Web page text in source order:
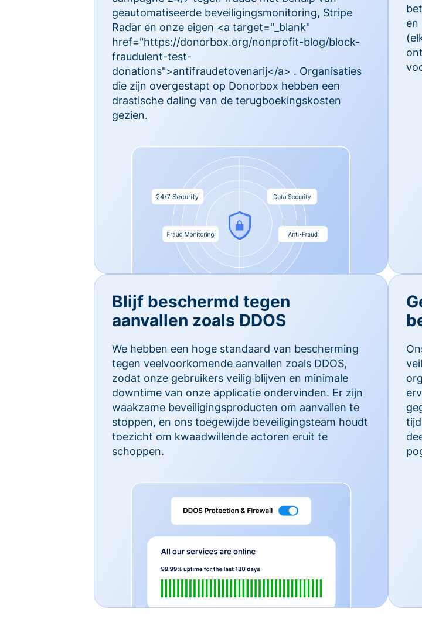
geautomatiseerde beveiligingsmonitoring, Stripe
Radar en onze eigen <a target="_blank"
href="https://donorbox.org/nonprofit-blog/block-
fraudulent-test-
donations">antifraudetovenarij</a> . Organisaties
die zijn overgestapt op Donorbox hebben een
drastische daling van de terugboekingskosten
gezien.
en
Blijf beschermd tegen
aanvallen zoals DDOS
We hebben een hoge standaard van bescherming
tegen veelvoorkomende aanvallen zoals DDOS,
zodat onze gebruikers veilig blijven en minimale
downtime van onze applicatie ondervinden. Er zijn
waakzame beveiligingsproducten om aanvallen te
stoppen, en ons toegewijde beveiligingsteam houdt
toezicht om kwaadwillende actoren eruit te
schoppen.